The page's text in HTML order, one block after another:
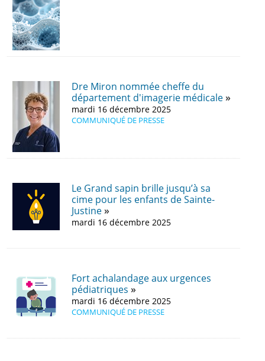
Dre Miron nommée cheffe du
département d'imagerie médicale
mardi 16 décembre 2025
COMMUNIQUÉ DE PRESSE
Le Grand sapin brille jusqu’à sa
cime pour les enfants de Sainte-
Justine
mardi 16 décembre 2025
Fort achalandage aux urgences
pédiatriques
mardi 16 décembre 2025
COMMUNIQUÉ DE PRESSE